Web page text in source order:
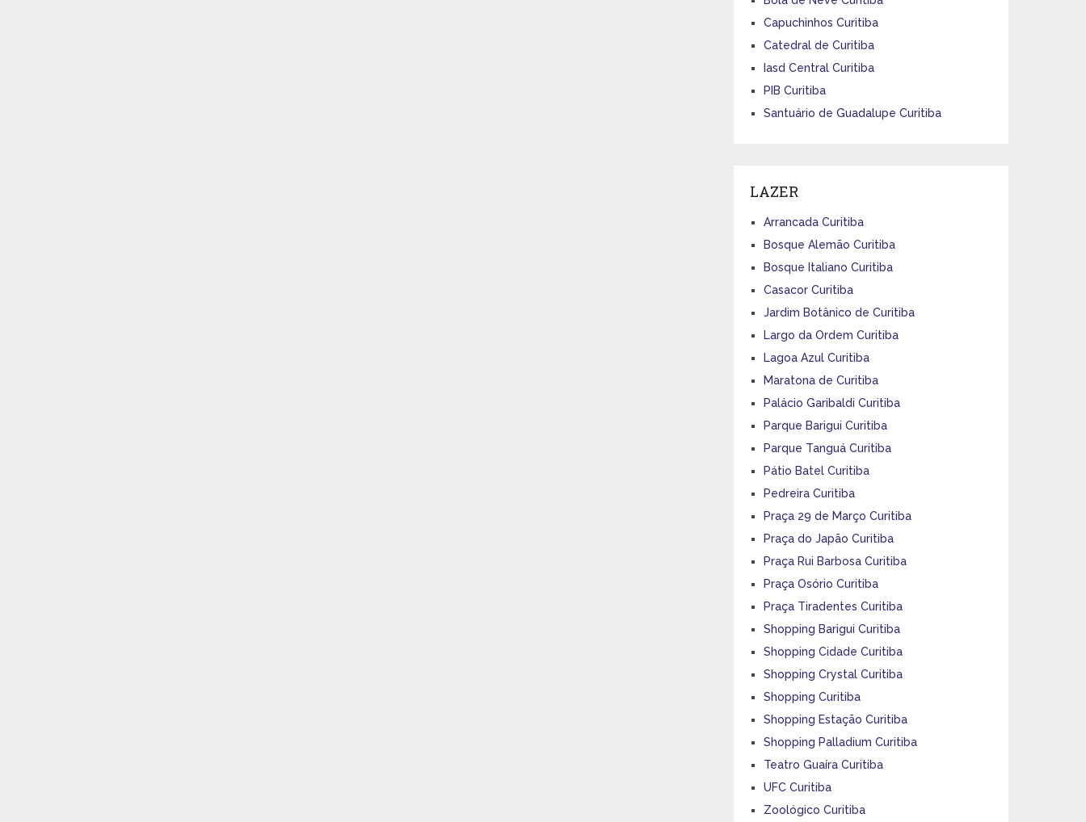
Capuchinhos Curitiba
Catedral de Curitiba
Iasd Central Curitiba
PIB Curitiba
Santuário de Guadalupe Curitiba
LAZER
Arrancada Curitiba
Bosque Alemão Curitiba
Bosque Italiano Curitiba
Casacor Curitiba
Jardim Botânico de Curitiba
Largo da Ordem Curitiba
Lagoa Azul Curitiba
Maratona de Curitiba
Palácio Garibaldi Curitiba
Parque Barigui Curitiba
Parque Tanguá Curitiba
Pátio Batel Curitiba
Pedreira Curitiba
Praça 29 de Março Curitiba
Praça do Japão Curitiba
Praça Rui Barbosa Curitiba
Praça Osório Curitiba
Praça Tiradentes Curitiba
Shopping Barigui Curitiba
Shopping Cidade Curitiba
Shopping Crystal Curitiba
Shopping Curitiba
Shopping Estação Curitiba
Shopping Palladium Curitiba
Teatro Guaíra Curitiba
UFC Curitiba
Zoológico Curitiba